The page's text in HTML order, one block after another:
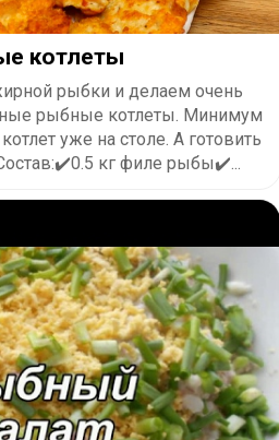
котлеты
рыбки и делаем очень
рыбные котлеты. Минимум
уже на столе. А готовить
кг филе рыбы✔️...